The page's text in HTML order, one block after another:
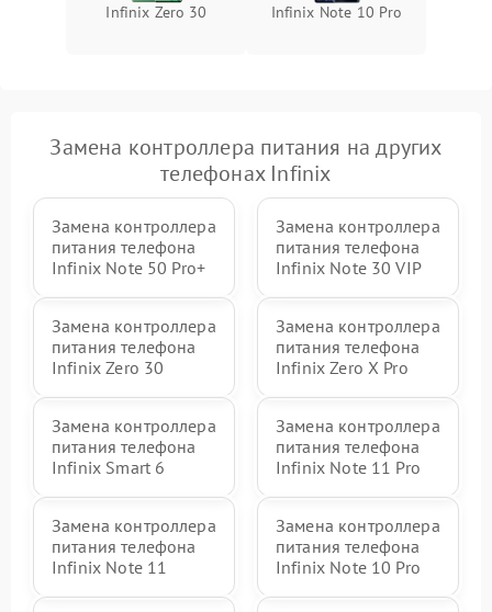
Infinix Zero 30 Infinix Note 10 Pro
Замена контроллера питания на других
телефонах Infinix
Замена контроллера
питания телефона
Infinix Note 50 Pro+
Замена контроллера
питания телефона
Infinix Note 30 VIP
Замена контроллера
питания телефона
Infinix Zero 30
Замена контроллера
питания телефона
Infinix Zero X Pro
Замена контроллера
питания телефона
Infinix Smart 6
Замена контроллера
питания телефона
Infinix Note 11 Pro
Замена контроллера
питания телефона
Infinix Note 11
Замена контроллера
питания телефона
Infinix Note 10 Pro